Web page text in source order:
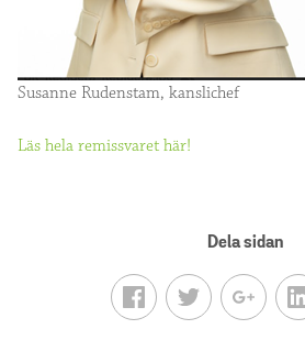
Susanne Rudenstam, kanslichef
Läs hela remissvaret här!
Dela sidan